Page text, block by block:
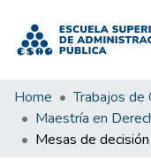
Home Trabajos de